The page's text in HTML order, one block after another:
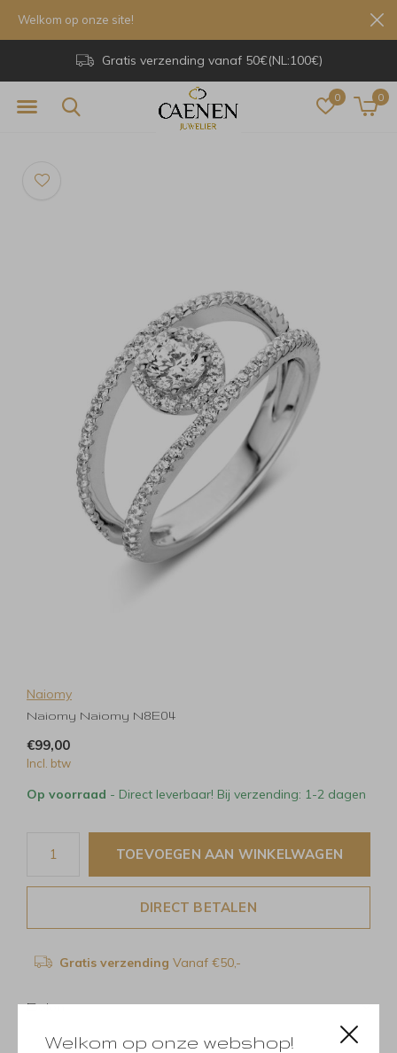
Welkom op onze webshop!
0 0
Gratis verzending vanaf 50€(NL:100€)
Welkom op onze site!
Naiomy
Naiomy Naiomy N8E04
€99,00
Incl. btw
Op voorraad - Direct leverbaar! Bij verzending: 1-2 dagen
TOEVOEGEN AAN WINKELWAGEN
DIRECT BETALEN
Gratis verzending Vanaf €50,-
Delen